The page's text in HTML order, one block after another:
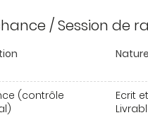
/ Session de
(contrôle
Ecrit